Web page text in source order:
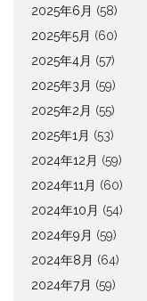
2025年6月 (58)
2025年5月 (60)
2025年4月 (57)
2025年3月 (59)
2025年2月 (55)
2025年1月 (53)
2024年12月 (59)
2024年11月 (60)
2024年10月 (54)
2024年9月 (59)
2024年8月 (64)
2024年7月 (59)